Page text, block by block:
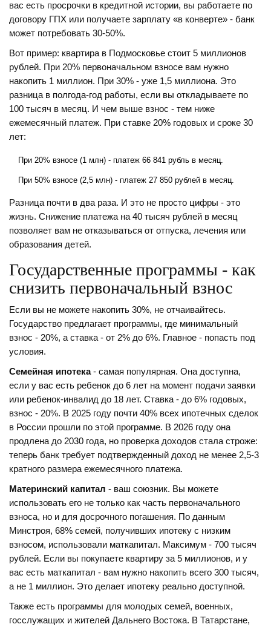
вас есть просрочки в кредитной истории, вы работаете по
договору ГПХ или получаете зарплату «в конверте» - банк
может потребовать 30-50%.
Вот пример: квартира в Подмосковье стоит 5 миллионов
рублей. При 20% первоначальном взносе вам нужно
накопить 1 миллион. При 30% - уже 1,5 миллиона. Это
разница в полгода-год работы, если вы откладываете по
100 тысяч в месяц. И чем выше взнос - тем ниже
ежемесячный платеж. При ставке 20% годовых и сроке 30
лет:
При 20% взносе (1 млн) - платеж 66 841 рубль в месяц.
При 50% взносе (2,5 млн) - платеж 27 850 рублей в месяц.
Разница почти в два раза. И это не просто цифры - это
жизнь. Снижение платежа на 40 тысяч рублей в месяц
позволяет вам не отказываться от отпуска, лечения или
образования детей.
Государственные программы - как
снизить первоначальный взнос
Если вы не можете накопить 30%, не отчаивайтесь.
Государство предлагает программы, где минимальный
взнос - 20%, а ставка - от 2% до 6%. Главное - попасть под
условия.
Семейная ипотека- самая популярная. Она доступна,
если у вас есть ребенок до 6 лет на момент подачи заявки
или ребенок-инвалид до 18 лет. Ставка - до 6% годовых,
взнос - 20%. В 2025 году почти 40% всех ипотечных сделок
в России прошли по этой программе. В 2026 году она
продлена до 2030 года, но проверка доходов стала строже:
теперь банк требует подтвержденный доход не менее 2,5-3
кратного размера ежемесячного платежа.
Материнский капитал - ваш союзник. Вы можете
использовать его не только как часть первоначального
взноса, но и для досрочного погашения. По данным
Минстроя, 68% семей, получивших ипотеку с низким
взносом, использовали маткапитал. Максимум - 700 тысяч
рублей. Если вы покупаете квартиру за 5 миллионов, и у
вас есть маткапитал - вам нужно накопить всего 300 тысяч,
а не 1 миллион. Это делает ипотеку реально доступной.
Также есть программы для молодых семей, военных,
госслужащих и жителей Дальнего Востока. В Татарстане,